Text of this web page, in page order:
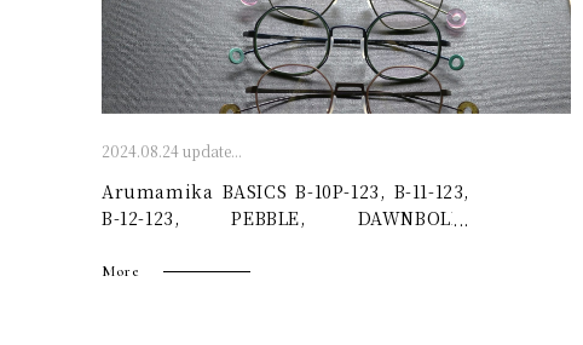
2024.08.24 update...
Arumamika BASICS B-10P-123, B-11-123,
B-12-123, PEBBLE, DAWNBOLD,
More